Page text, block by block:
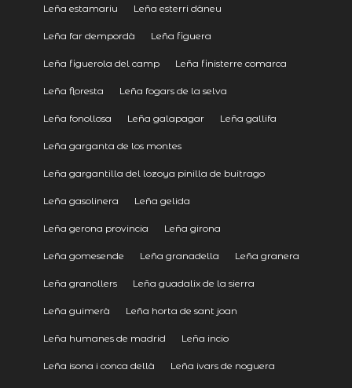
Leña estamariu Leña esterri dàneu
Leña far dempordà Leña figuera
Leña figuerola del camp Leña finisterre comarca
Leña floresta Leña fogars de la selva
Leña fonollosa Leña galapagar Leña gallifa
Leña garganta de los montes
Leña gargantilla del lozoya pinilla de buitrago
Leña gasolinera Leña gelida
Leña gerona provincia Leña girona
Leña gomesende Leña granadella Leña granera
Leña granollers Leña guadalix de la sierra
Leña guimerà Leña horta de sant joan
Leña humanes de madrid Leña incio
Leña isona i conca dellà Leña ivars de noguera